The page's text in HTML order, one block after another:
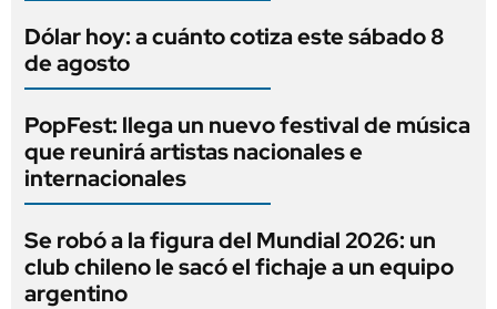
Dólar hoy: a cuánto cotiza este sábado 8
de agosto
PopFest: llega un nuevo festival de música
que reunirá artistas nacionales e
internacionales
Se robó a la figura del Mundial 2026: un
club chileno le sacó el fichaje a un equipo
argentino